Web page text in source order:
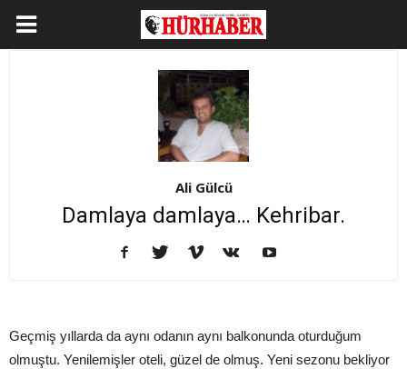
Ali Gülcü
Damlaya damlaya… Kehribar.
Geçmiş yıllarda da aynı odanın aynı balkonunda oturduğum
olmuştu. Yenilemişler oteli, güzel de olmuş. Yeni sezonu bekliyor